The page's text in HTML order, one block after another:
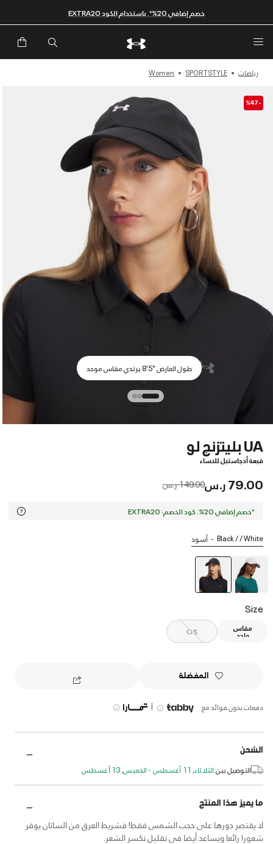
خصم إضافي 20%*. باستخدام الكود EXTRA20
رياضات SPORTSTYLE
Women
-%47
طول العارض "5'8 يرتدي مقاس موحد
UA بليتزنج لو
قبعة أدجاستبل للنساء
79.00 ر.س Price reduced from
149.00 ر.س to
*خصم إضافي 20%. كود الخصم: EXTRA20
Black / / White أسود
Size
مقاس
واحد OS
المفضلة
دفعات بدون فوائد مع |
الشحن
التوصيل بين:الثلاثاء, 11 أغسطس - الخميس, 13 أغسطس
ما يميز هذا المنتج
لا يقتصر دورها على حجب الشمس فقط! فشريط العرق من الساتان يوفر
شعورا رائعا ويساعد أيضا في تقليل تكسر الشعر.